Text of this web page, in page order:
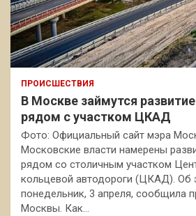
ПРОИСШЕСТВИЯ
В Москве займутся
рядом с участком ЦКАД
Фото: Официальный сайт мэра
Московские власти намерены
рядом со столичным участком
кольцевой автодороги (ЦКАД). Об
понедельник, 3 апреля, сообщила
Москвы. Как…